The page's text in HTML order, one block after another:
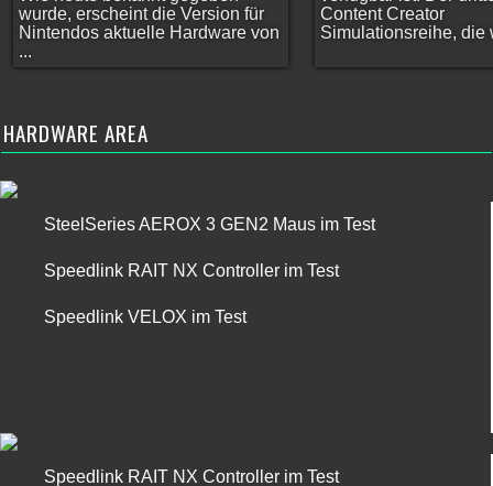
wurde, erscheint die Version für
Nintendos aktuelle Hardware von
...
Content Creator
Simulationsreihe, die
HARDWARE AREA
SteelSeries AEROX 3 GEN2 Maus im Test
Speedlink RAIT NX Controller im Test
Speedlink VELOX im Test
Speedlink RAIT NX Controller im Test